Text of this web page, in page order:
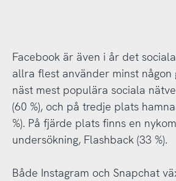
Facebook är även i år det
allra flest använder minst någon
näst mest populära sociala
(60 %), och på tredje plats
%). På fjärde plats finns en
undersökning, Flashback (33 %).
Både Instagram och Snapchat